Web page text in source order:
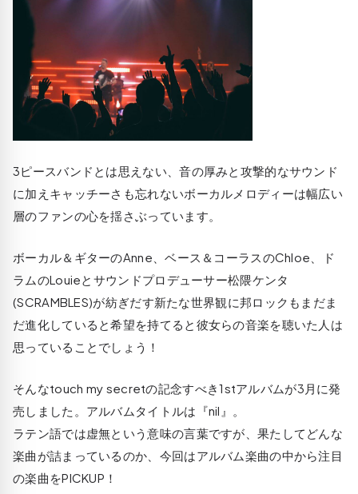
3ピースバンドとは思えない、音の厚みと攻撃的なサウンド
に加えキャッチーさも忘れないボーカルメロディーは幅広い
層のファンの心を揺さぶっています。
ボーカル＆ギターのAnne、ベース＆コーラスのChloe、ド
ラムのLouieとサウンドプロデューサー松隈ケンタ
(SCRAMBLES)が紡ぎだす新たな世界観に邦ロックもまだま
だ進化していると希望を持てると彼女らの音楽を聴いた人は
思っていることでしょう！
そんなtouch my secretの記念すべき1stアルバムが3月に発
売しました。アルバムタイトルは『nil』。
ラテン語では虚無という意味の言葉ですが、果たしてどんな
楽曲が詰まっているのか、今回はアルバム楽曲の中から注目
の楽曲をPICKUP！